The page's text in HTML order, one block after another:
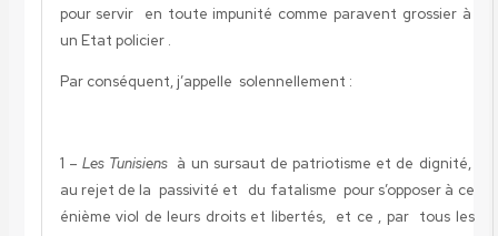
pour servir en toute impunité comme paravent grossier à
un Etat policier .
Par conséquent, j’appelle solennellement :
1 – Les Tunisiens à un sursaut de patriotisme et de dignité,
au rejet de la passivité et du fatalisme pour s’opposer à ce
énième viol de leurs droits et libertés, et ce , par tous les